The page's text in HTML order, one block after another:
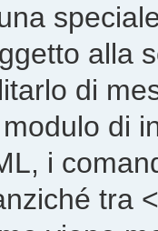
alla
di
modulo di
i
tra